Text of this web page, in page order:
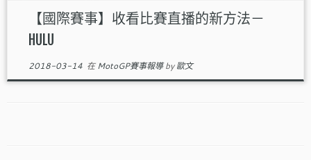
【國際賽事】收看比賽直播的新方法－
HULU
2018-03-14在MotoGP賽事報導by歐文